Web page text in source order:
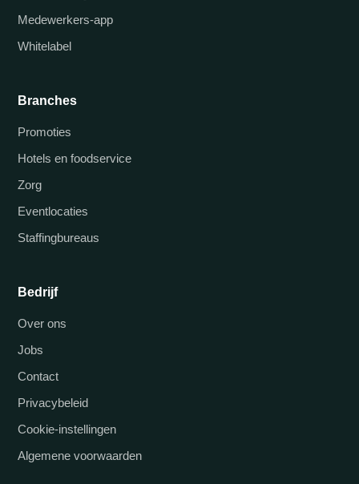
Medewerkers-app
Whitelabel
Branches
Promoties
Hotels en foodservice
Zorg
Eventlocaties
Staffingbureaus
Bedrijf
Over ons
Jobs
Contact
Privacybeleid
Cookie-instellingen
Algemene voorwaarden